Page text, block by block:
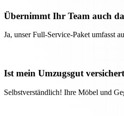
Übernimmt Ihr Team auch
Ja, unser Full-Service-Paket umfasst
Ist mein Umzugsgut
Selbstverständlich! Ihre Möbel und